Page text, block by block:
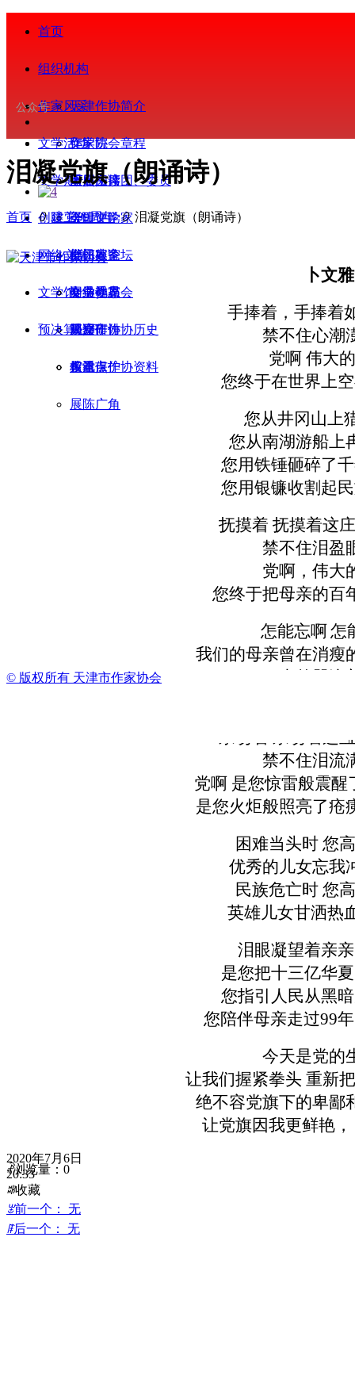
首页
组织机构
天津作协简介
作家协会章程
历届主席团、委员
会
部门处室
专业委员会
天津市作协历史
天津市作协资料
作家风采
文学院
重点扶持
文学活动
今日阅读
今日评论家
批评家论坛
文学视界
文学期刊
天津文学
创联工作
会员服务
会员动态
基层作协
权益保护
网络文学
网络作家
观察研讨
多看点
文学馆
简介
馆讯
展陈广角
预决算公开
公众号
泪凝党旗（朗诵诗）
首页 ꄲ 建党99周年 ꄲ 泪凝党旗（朗诵诗）
卜文雅
手捧着，手捧着
禁不住心潮
党啊 伟大
您终于在世界上
您从井冈山上
您从南湖游船上
您用铁锤砸碎了
您用银镰收割起
抚摸着 抚摸着这
禁不住泪盈
党啊，伟大
您终于把母亲的百
怎能忘啊怎
我们的母亲曾在消瘦
亲吻着 亲吻着这
禁不住泪流
党啊 是您惊雷般震醒
是您火炬般照亮了疮
困难当头时 您
优秀的儿女忘我
民族危亡时 您
英雄儿女甘洒热
泪眼凝望着亲
是您把十三亿华
您指引人民从黑
您陪伴母亲走过99
今天是党的
让我们握紧拳头 重新
绝不容党旗下的卑鄙
让党旗因我更鲜艳
2020年7月6日
20:33
ꄘ浏览量： 0
ꄀ收藏
ꂃ前一个：
无
ꁹ后一个： 无
© 版权所有 天津市作家协会